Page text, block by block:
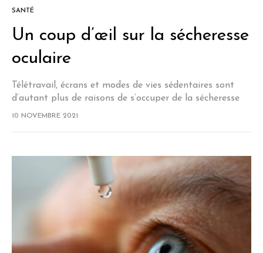
SANTÉ
Un coup d’œil sur la sécheresse
oculaire
Télétravail, écrans et modes de vies sédentaires sont
d’autant plus de raisons de s’occuper de la sécheresse
oculaire. À mesure que nos modes de vie s’adaptent à la
10 NOVEMBRE 2021